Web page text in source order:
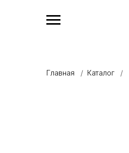
Главная / Каталог /